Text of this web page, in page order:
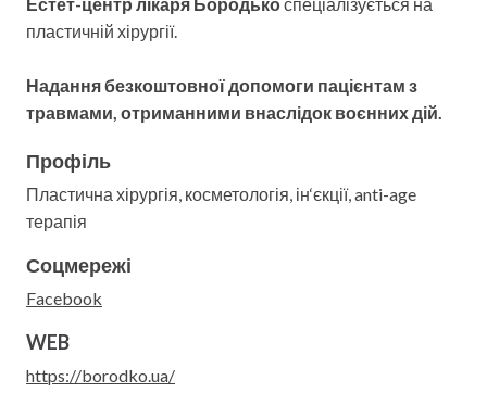
пластичній хірургії.
Надання безкоштовної допомоги пацієнтам з
травмами, отриманними внаслідок воєнних дій.
Профіль
Пластична хірургія, косметологія, ін‘єкції, anti-age
терапія
Соцмережі
Facebook
WEB
https://borodko.ua/